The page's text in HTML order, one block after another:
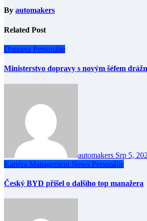
By automakers
Related Post
Doprava Personálie
Ministerstvo dopravy s novým šéfem
automakers Srp 5,
Kariéra Management News Personálie
Český BYD přišel o dalšího top manažera